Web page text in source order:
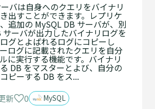
バは自身へのクエリをバイナリ
出すことができます。レプリケ
追加の MySQL DB サーバが、別
サーバが出力したバイナリログを
グとよばれるログにコピーし
ログに記載されたクエリを自分
に実行する機能です。バイナリ
DB をマスターとよび、自分の
ピーする DB をス...
新
0 MySQL